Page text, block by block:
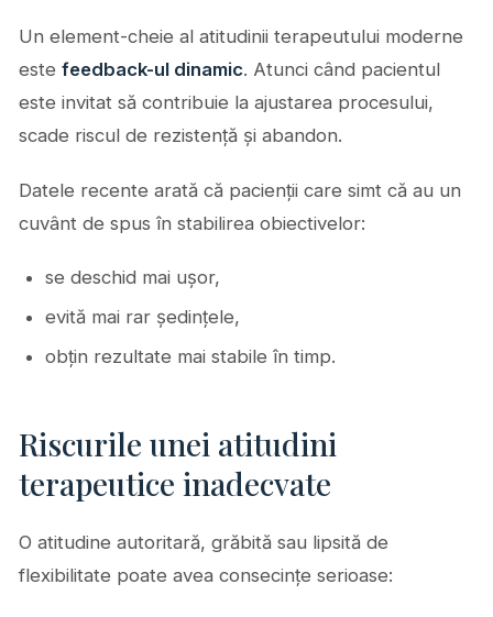
Un element-cheie al atitudinii terapeutului moderne
este feedback-ul dinamic. Atunci când pacientul
este invitat să contribuie la ajustarea procesului,
scade riscul de rezistență și abandon.
Datele recente arată că pacienții care simt că au un
cuvânt de spus în stabilirea obiectivelor:
se deschid mai ușor,
evită mai rar ședințele,
obțin rezultate mai stabile în timp.
Riscurile unei atitudini
terapeutice inadecvate
O atitudine autoritară, grăbită sau lipsită de
flexibilitate poate avea consecințe serioase: